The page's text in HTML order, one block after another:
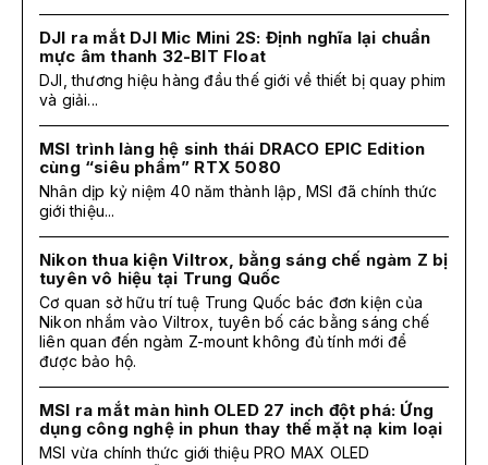
DJI ra mắt DJI Mic Mini 2S: Định nghĩa lại chuẩn
mực âm thanh 32-BIT Float
DJI, thương hiệu hàng đầu thế giới về thiết bị quay phim
và giải...
MSI trình làng hệ sinh thái DRACO EPIC Edition
cùng “siêu phẩm” RTX 5080
Nhân dịp kỷ niệm 40 năm thành lập, MSI đã chính thức
giới thiệu...
Nikon thua kiện Viltrox, bằng sáng chế ngàm Z bị
tuyên vô hiệu tại Trung Quốc
Cơ quan sở hữu trí tuệ Trung Quốc bác đơn kiện của
Nikon nhắm vào Viltrox, tuyên bố các bằng sáng chế
liên quan đến ngàm Z-mount không đủ tính mới để
được bảo hộ.
MSI ra mắt màn hình OLED 27 inch đột phá: Ứng
dụng công nghệ in phun thay thế mặt nạ kim loại
MSI vừa chính thức giới thiệu PRO MAX OLED